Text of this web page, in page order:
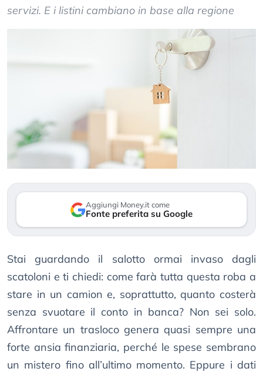
servizi. E i listini cambiano in base alla regione
Aggiungi Money.it come
Fonte preferita su Google
Stai guardando il salotto ormai invaso dagli
scatoloni e ti chiedi: come farà tutta questa roba a
stare in un camion e, soprattutto, quanto costerà
senza svuotare il conto in banca? Non sei solo.
Affrontare un trasloco genera quasi sempre una
forte ansia finanziaria, perché le spese sembrano
un mistero fino all’ultimo momento. Eppure i dati